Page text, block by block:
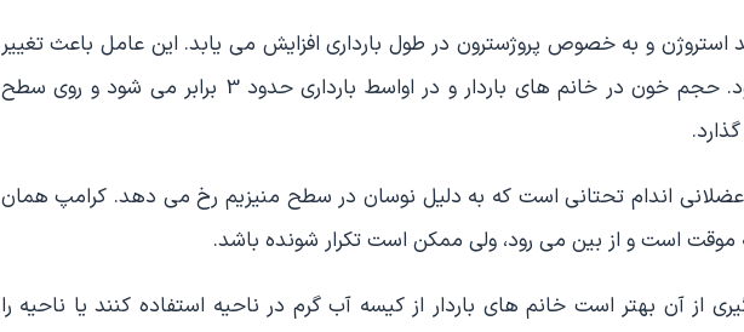
استروژن و به خصوص پروژسترون در طول بارداری افزایش می یابد. این عامل باعث تغییر
در سطح الکترولیت بدن می شود. حجم خون در خانم های باردار و در اواسط بارداری حدود 3 برابر می شود و روی سطح
عضلانی اندام تحتانی است که به دلیل نوسان در سطح منیزیم رخ می دهد. کرامپ همان
است و از بین می رود، ولی ممکن است تکرار شونده باشد.
از آن بهتر است خانم های باردار از کیسه آب گرم در ناحیه استفاده کنند یا ناحیه را